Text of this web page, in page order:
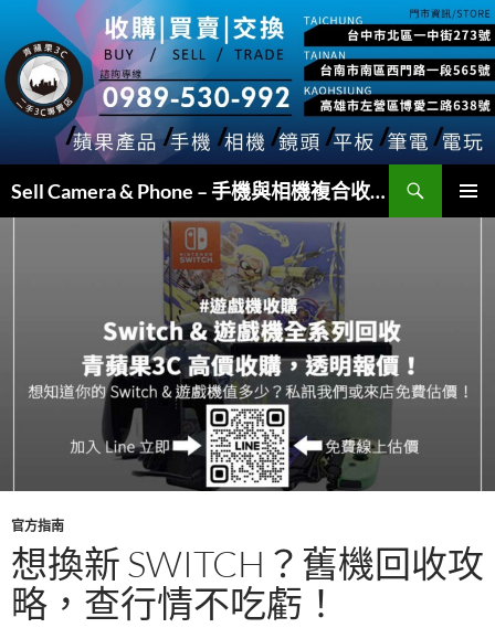
主
要
Sell Camera & Phone – 手機與相機複合收購
尋
官方指南
想換新 SWITCH？舊機回收攻
略，查行情不吃虧！